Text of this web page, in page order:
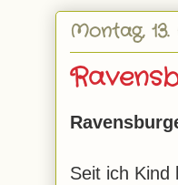
Montag, 13.
Seit ich Kind